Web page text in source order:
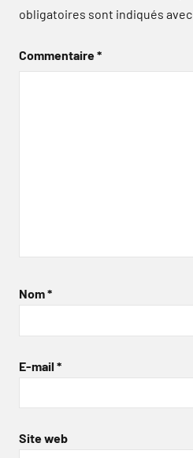
obligatoires sont indiqués avec
Commentaire*
Nom*
E-mail *
Site web